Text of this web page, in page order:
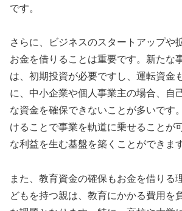
です。
さらに、ビジネスのスタートアップや
お金を借りることは重要です。新たな
は、初期投資が必要ですし、運転資金
に、中小企業や個人事業主の場合、自
な資金を確保できないことが多いです
けることで事業を軌道に乗せることが
な利益を生む基盤を築くことができます
また、教育資金の確保もお金を借りる
どもを持つ親は、教育にかかる費用を